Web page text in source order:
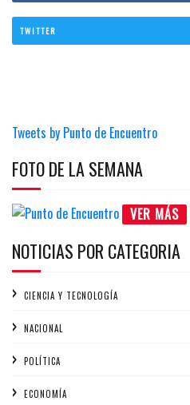
TWITTER
Tweets by Punto de Encuentro
FOTO DE LA SEMANA
VER MÁS
NOTICIAS POR CATEGORIA
CIENCIA Y TECNOLOGÍA
NACIONAL
POLÍTICA
ECONOMÍA